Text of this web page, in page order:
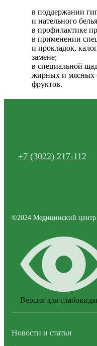
в поддержании
и нательного
в профилактике
в применении
и прокладок,
замене;
в специальной
жирных и мясных
фруктов.
+7 (3022) 217-112
©2024 Медицинский
Версия для
Новости и статьи